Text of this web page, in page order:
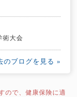
術大会
のブログを見る »
ので、健康保険に適